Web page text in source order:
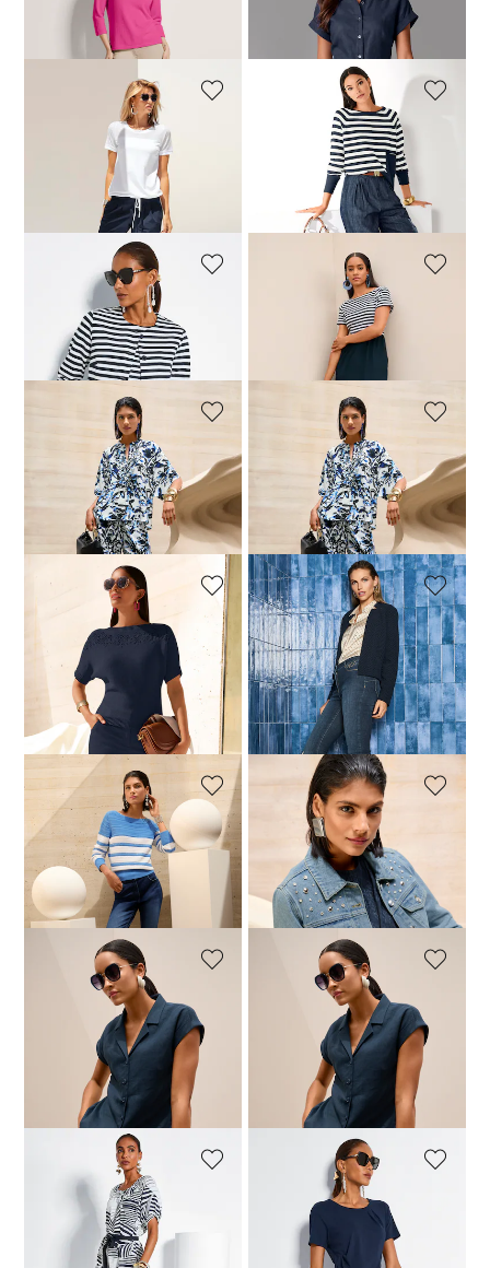
159,95 €
+11 Farbe
99,95 €
Shirt mit Netz-Einsätzen
69,95 €
30-Tage-Bestpreis**: 49,95 €
Rundhals-Pullover mit Tasche
119,95 €
MADELEINE
Maritime Streifenjacke
119,95 €139,95 €
Streifenkleid im Materialmix
149,95 €
MADELEINE
Luftige Oversizebluse mit Rüschen
149,95 €
30-Tage-Bestpreis**: 99,95 € (-10%)
MADELEINE
Bedruckte Sommerhose mit weiter Beinform
129,95 €
30-Tage-Bestpreis**: 79,95 € (-12%)
MADELEINE
Halbarm-Pullover mit Baumwolle
69,95 €
129,95 €
MADELEINE
Verschlussloser Jersey-Blazer
79,95 €179,95 €
30-Tage-Bestpreis**: 169,95 €
(-53%)
MADELEINE
Slim-Cut-Jeans mit Spitzen-Akzenten
59,95 € 119,95 €
30-Tage-Bestpreis**: 74,95 € (-20%)
MADELEINE
Festliches Spitzentop
54,95 €99,95 €
30-Tage-Bestpreis**: 69,95 € (-21%)
139,95 €
30-Tage-Bestpreis**: 129,95 €
Leinenhose mit Tunnelzug
169,95 €
30-Tage-Bestpreis**: 149,95 €
279,95 €
MADELEINE
Jerseykleid mit seitlicher Raffung
179,95 €